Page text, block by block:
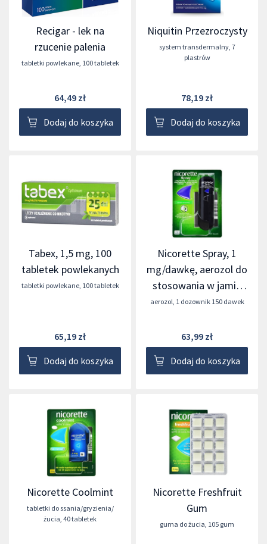
Recigar - lek na
rzucenie palenia
tabletki powlekane, 100 tabletek
64,49 zł
Dodaj do koszyka
Niquitin Przezroczysty
system transdermalny, 7
plastrów
78,19 zł
Dodaj do koszyka
Tabex, 1,5 mg, 100
tabletek powlekanych
tabletki powlekane, 100 tabletek
65,19 zł
Dodaj do koszyka
Nicorette Spray, 1
mg/dawkę, aerozol do
stosowania w jamie
ustnej
aerozol, 1 dozownik 150 dawek
63,99 zł
Dodaj do koszyka
Nicorette Coolmint
tabletki do ssania/gryzienia/
żucia, 40 tabletek
Nicorette Freshfruit
Gum
guma do żucia, 105 gum